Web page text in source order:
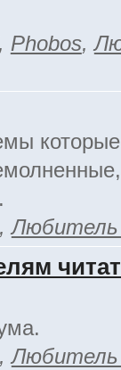
Phobos,
Любитель
Любитель